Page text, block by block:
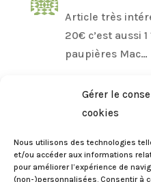
Gérer le
cookies
Nous utilisons des technologies
et/ou accéder aux informations
pour améliorer l’expérience de
(non-)personnalisées. Consentir à
Article très
20€ c’est aussi
paupières Mac…
oui mais le
tient 3